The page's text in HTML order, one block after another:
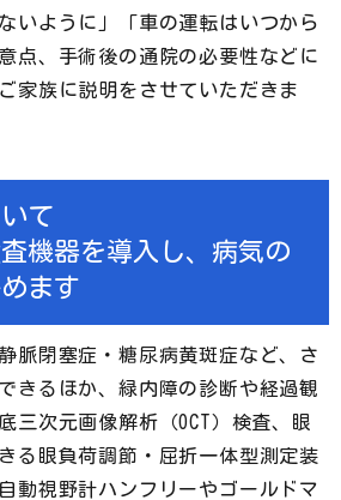
いように」「車の運転はいつから
点、手術後の通院の必要性などに
家族に説明をさせていただきま
て
機器を導入し、病気の
ます
脈閉塞症・糖尿病黄斑症など、さ
きるほか、緑内障の診断や経過観
三次元画像解析（OCT）検査、眼
る眼負荷調節・屈折一体型測定装
動視野計ハンフリーやゴールドマ